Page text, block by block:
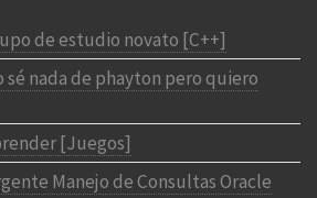
de estudio novato [C++]
sé nada de phayton pero quiero
[Juegos]
Manejo de Consultas Oracle